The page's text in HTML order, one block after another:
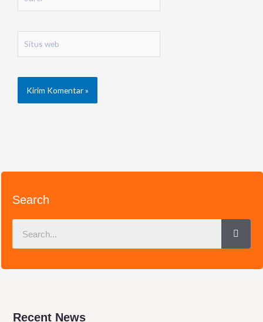
web
Search
Recent News